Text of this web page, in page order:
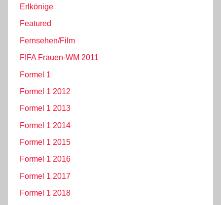
Erlkönige
Featured
Fernsehen/Film
FIFA Frauen-WM 2011
Formel 1
Formel 1 2012
Formel 1 2013
Formel 1 2014
Formel 1 2015
Formel 1 2016
Formel 1 2017
Formel 1 2018